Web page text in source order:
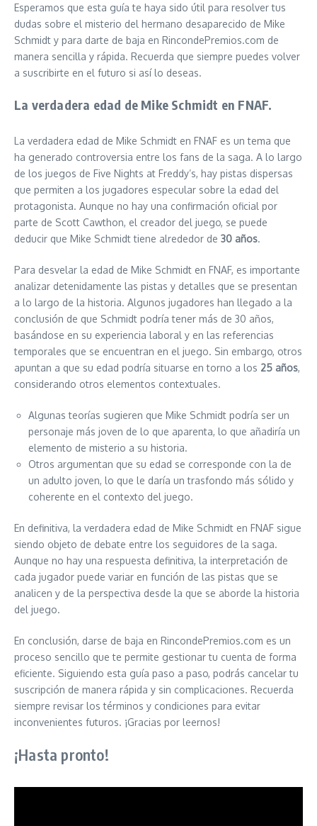
Esperamos que esta guía te haya sido útil para resolver tus
dudas sobre el misterio del hermano desaparecido de Mike
Schmidt y para darte de baja en RincondePremios.com de
manera sencilla y rápida. Recuerda que siempre puedes volver
a suscribirte en el futuro si así lo deseas.
La verdadera edad de Mike Schmidt en FNAF.
La verdadera edad de Mike Schmidt en FNAF es un tema que
ha generado controversia entre los fans de la saga. A lo largo
de los juegos de Five Nights at Freddy’s, hay pistas dispersas
que permiten a los jugadores especular sobre la edad del
protagonista. Aunque no hay una confirmación oficial por
parte de Scott Cawthon, el creador del juego, se puede
deducir que Mike Schmidt tiene alrededor de 30 años.
Para desvelar la edad de Mike Schmidt en FNAF, es importante
analizar detenidamente las pistas y detalles que se presentan
a lo largo de la historia. Algunos jugadores han llegado a la
conclusión de que Schmidt podría tener más de 30 años,
basándose en su experiencia laboral y en las referencias
temporales que se encuentran en el juego. Sin embargo, otros
apuntan a que su edad podría situarse en torno a los 25 años,
considerando otros elementos contextuales.
Algunas teorías sugieren que Mike Schmidt podría ser un
personaje más joven de lo que aparenta, lo que añadiría un
elemento de misterio a su historia.
Otros argumentan que su edad se corresponde con la de
un adulto joven, lo que le daría un trasfondo más sólido y
coherente en el contexto del juego.
En definitiva, la verdadera edad de Mike Schmidt en FNAF sigue
siendo objeto de debate entre los seguidores de la saga.
Aunque no hay una respuesta definitiva, la interpretación de
cada jugador puede variar en función de las pistas que se
analicen y de la perspectiva desde la que se aborde la historia
del juego.
En conclusión, darse de baja en RincondePremios.com es un
proceso sencillo que te permite gestionar tu cuenta de forma
eficiente. Siguiendo esta guía paso a paso, podrás cancelar tu
suscripción de manera rápida y sin complicaciones. Recuerda
siempre revisar los términos y condiciones para evitar
inconvenientes futuros. ¡Gracias por leernos!
¡Hasta pronto!